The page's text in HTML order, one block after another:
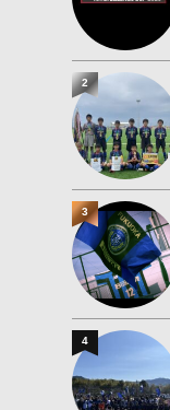
2
3
4